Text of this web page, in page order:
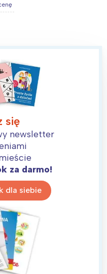
się
newsletter
za darmo!
dla siebie